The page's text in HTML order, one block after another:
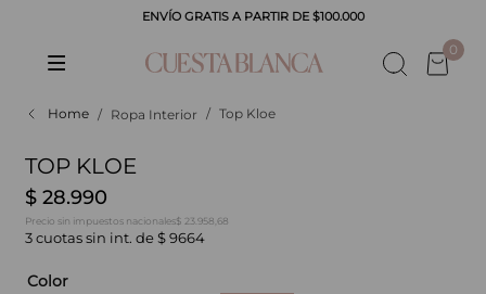
ENVÍO GRATIS A PARTIR DE $100.000
0
Ropa Interior Top Kloe
TOP KLOE
$ 28.990
Precio sin impuestos nacionales$ 23.958,68
3 cuotas sin int. de $ 9664
Color